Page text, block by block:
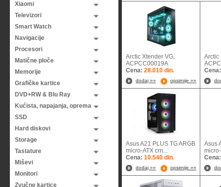
Xiaomi
Televizori
Smart Watch
Navigacije
Procesori
Matične ploče
Memorije
Grafičke kartice
DVD+RW & Blu Ray
Kućista, napajanja, oprema
SSD
Hard diskovi
Storage
Tastature
Miševi
Monitori
Zvučne kartice
Arctic Xtender VG,
ACPCC00019A
Cena: 28.010 din.
dodaj »» opsirnije »»
Arctic
Asus A21 PLUS TG ARGB
micro-ATX crn...
Cena: 10.540 din.
dodaj »» opsirnije »»
Asus